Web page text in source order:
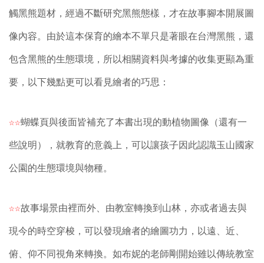
觸黑熊題材，經過不斷研究黑熊態樣，才在故事腳本開展圖
像內容。由於這本保育的繪本不單只是著眼在台灣黑熊，還
包含黑熊的生態環境，所以相關資料與考據的收集更顯為重
要，以下幾點更可以看見繪者的巧思：
☆☆蝴蝶頁與後面皆補充了本書出現的動植物圖像（還有一
些說明），就教育的意義上，可以讓孩子因此認識玉山國家
公園的生態環境與物種。
☆☆故事場景由裡而外、由教室轉換到山林，亦或者過去與
現今的時空穿梭，可以發現繪者的繪圖功力，以遠、近、
俯、仰不同視角來轉換。如布妮的老師剛開始雖以傳統教室